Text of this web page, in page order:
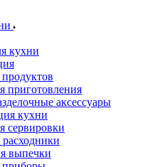
кухни
приготовления
аксессуары
кухни
сервировки
выпечки